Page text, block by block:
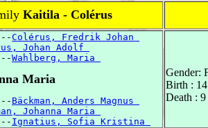
Kaitila - Colérus
Colérus, Fredrik Johan
Johan Adolf
Wahlberg, Maria
Maria
Bäckman, Anders Magnus
Johanna Maria
Ignatius, Sofia Kristina
Gender:
Birth :
Death :